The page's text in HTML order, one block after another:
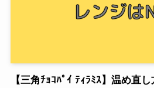
【三角ﾁｮｺﾊﾟｲ ﾃｨﾗﾐｽ】温め直